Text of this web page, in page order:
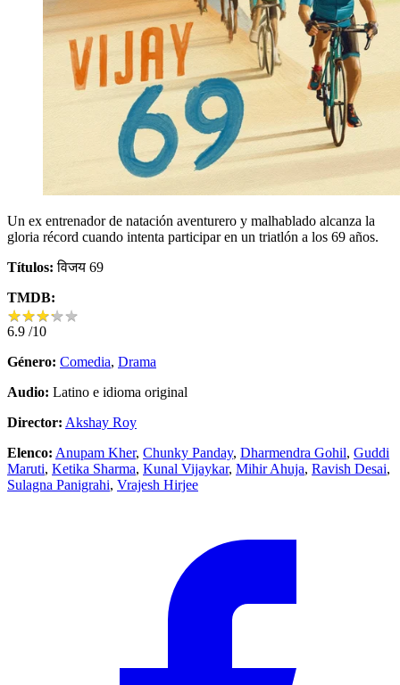
Un ex entrenador de natación aventurero y malhablado alcanza la
gloria récord cuando intenta participar en un triatlón a los 69 años.
Títulos: विजय 69
TMDB:
★★★★★
★★★★★
6.9 /10
Género: Comedia, Drama
Audio: Latino e idioma original
Director: Akshay Roy
Elenco: Anupam Kher, Chunky Panday, Dharmendra Gohil, Guddi
Maruti, Ketika Sharma, Kunal Vijaykar, Mihir Ahuja, Ravish Desai,
Sulagna Panigrahi, Vrajesh Hirjee